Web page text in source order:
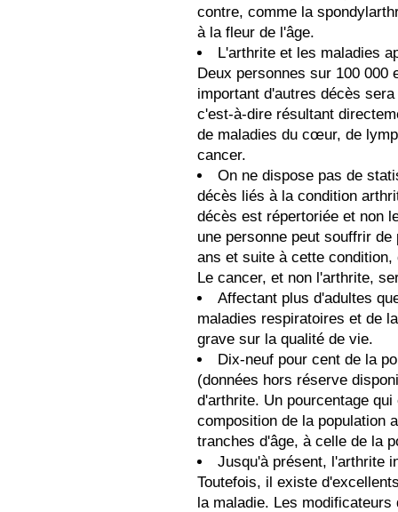
contre, comme la
à la fleur de l'âge.
L'arthrite et les maladies
Deux personnes sur 100 000
important d'autres décès
c'est-à-dire résultant
de maladies du cœur, de
cancer.
On ne dispose pas de
décès liés à la condition
décès est répertoriée et non
une personne peut souffrir
ans et suite à cette
Le cancer, et non l'arthrite,
Affectant plus d'adultes
maladies respiratoires et de
grave sur la qualité de vie.
Dix-neuf pour cent de la
(données hors réserve
d'arthrite. Un pourcentage
composition de la population
tranches d'âge, à celle de la
Jusqu'à présent, l'arthrite
Toutefois, il existe
la maladie. Les